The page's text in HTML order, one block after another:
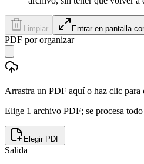
Limpiar Entrar en pantalla
PDF por organizar—
Arrastra un PDF aquí o haz clic
Elige 1 archivo PDF; se procesa
Elegir PDF
Salida